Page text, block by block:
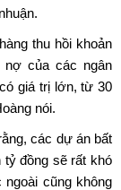
thu hồi khoản
nợ của các ngân
giá trị lớn, từ 30
nói.
các dự án bất
tỷ đồng sẽ rất khó
cũng không